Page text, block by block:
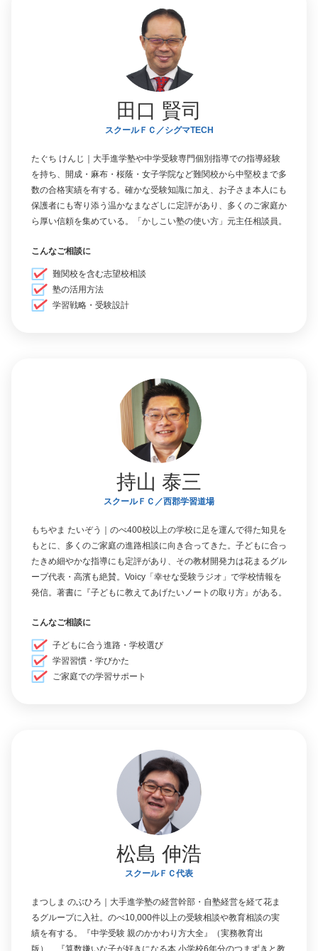
田口 賢司
スクールＦＣ／シグマTECH
たぐち けんじ｜大手進学塾や中学受験専門個別指導での指導経験
を持ち、開成・麻布・桜蔭・女子学院など難関校から中堅校まで多
数の合格実績を有する。確かな受験知識に加え、お子さま本人にも
保護者にも寄り添う温かなまなざしに定評があり、多くのご家庭か
ら厚い信頼を集めている。「かしこい塾の使い方」元主任相談員。
こんなご相談に
難関校を含む志望校相談
塾の活用方法
学習戦略・受験設計
持山 泰三
スクールＦＣ／西郡学習道場
もちやま たいぞう｜のべ400校以上の学校に足を運んで得た知見を
もとに、多くのご家庭の進路相談に向き合ってきた。子どもに合っ
たきめ細やかな指導にも定評があり、その教材開発力は花まるグル
ープ代表・高濱も絶賛。Voicy「幸せな受験ラジオ」で学校情報を
発信。著書に『子どもに教えてあげたいノートの取り方』がある。
こんなご相談に
子どもに合う進路・学校選び
学習習慣・学びかた
ご家庭での学習サポート
松島 伸浩
スクールＦＣ代表
まつしま のぶひろ｜大手進学塾の経営幹部・自塾経営を経て花ま
るグループに入社。のべ10,000件以上の受験相談や教育相談の実
績を有する。『中学受験 親のかかわり方大全』（実務教育出
版）、『算数嫌いな子が好きになる本 小学校6年分のつまずきと教